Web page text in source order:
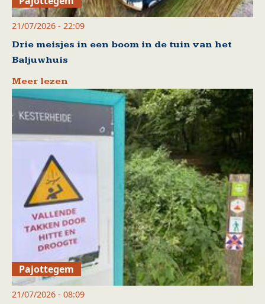
21/07/2026 - 22:09
Drie meisjes in een boom in de tuin van het
Baljuwhuis
Meer lezen
Pajottegem
21/07/2026 - 08:09